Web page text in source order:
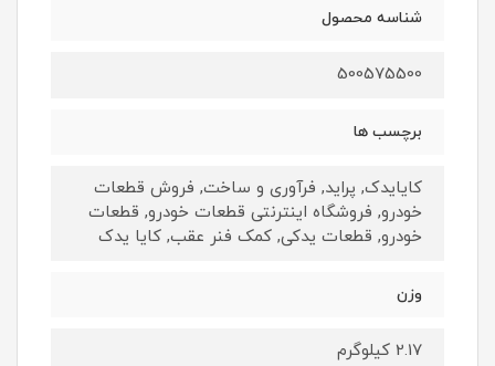
شناسه محصول
500575500
برچسب ها
کایایدک, پراید, فرآوری و ساخت, فروش قطعات
خودرو, فروشگاه اینترنتی قطعات خودرو, قطعات
خودرو, قطعات یدکی, کمک فنر عقب, کایا یدک
وزن
2.17 کیلوگرم